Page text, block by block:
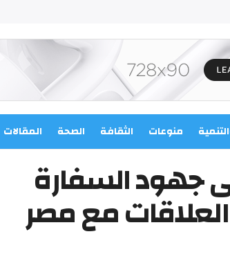
منوعات الثقافة الصحة المقالات
جهود السفارة
العلاقات مع مصر